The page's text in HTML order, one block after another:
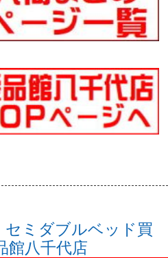
セミダブルベッド買
館八千代店